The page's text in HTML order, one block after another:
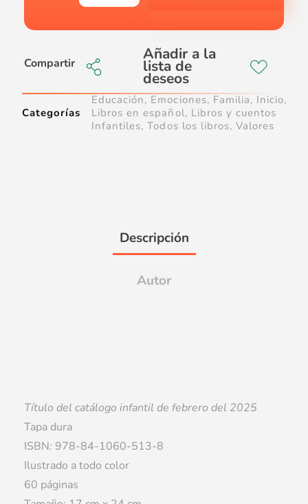
Compartir
Categorías
Educación, Emociones, Familia, Inicio,
Libros en español, Libros y cuentos
Infantiles,Todos los libros, Valores
Descripción
Autor
Título del catálogo infantil de febrero del 2025
Tapa dura
ISBN: 978-84-1060-513-8
Ilustrado a todo color
60 páginas